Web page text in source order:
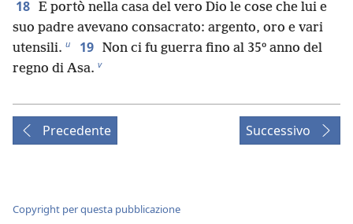
18 E portò nella casa del vero Dio le cose che lui e
suo padre avevano consacrato: argento, oro e vari
utensili. u 19 Non ci fu guerra fino al 35º anno del
regno di Asa. v
Precedente Successivo
Copyright per questa pubblicazione